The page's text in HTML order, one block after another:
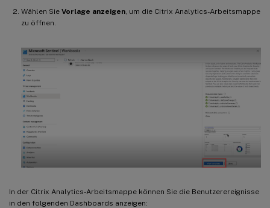
Wählen Sie Vorlage anzeigen, um die Citrix Analytics-Arbeitsmappe
zu öffnen.
In der Citrix Analytics-Arbeitsmappe können Sie die Benutzerereignisse
in den folgenden Dashboards anzeigen: